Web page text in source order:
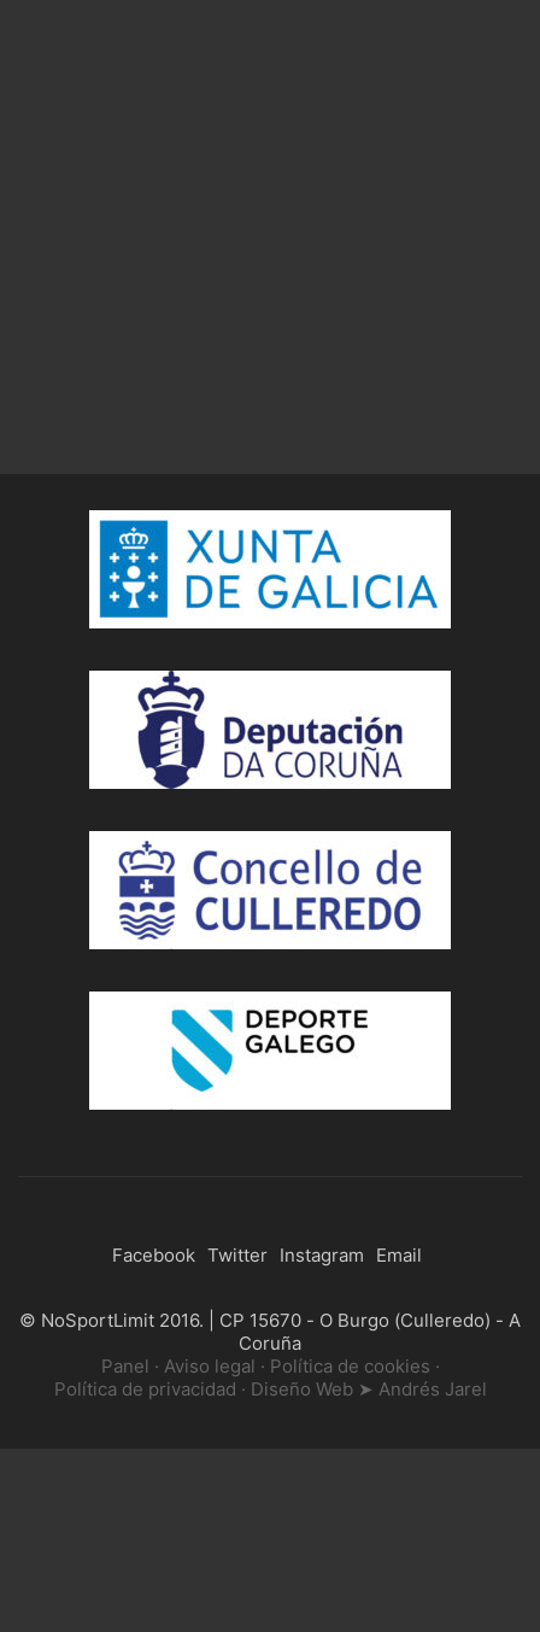
Facebook Twitter Instagram Email
© NoSportLimit 2016. | CP 15670 - O Burgo (Culleredo) - A
Coruña
Panel · Aviso legal · Política de cookies ·
Política de privacidad · Diseño Web ➤ Andrés Jarel